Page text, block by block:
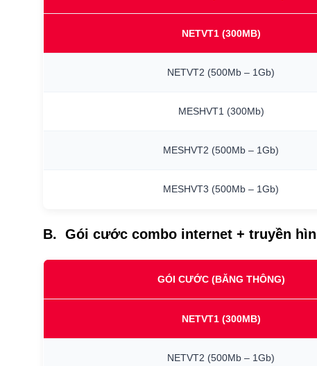
NETVT1 (300MB)
NETVT2 (500Mb – 1Gb)
MESHVT1 (300Mb)
MESHVT2 (500Mb – 1Gb)
MESHVT3 (500Mb – 1Gb)
B. Gói cước combo internet + truyền
GÓI CƯỚC (BĂNG THÔNG)
NETVT1 (300MB)
NETVT2 (500Mb – 1Gb)